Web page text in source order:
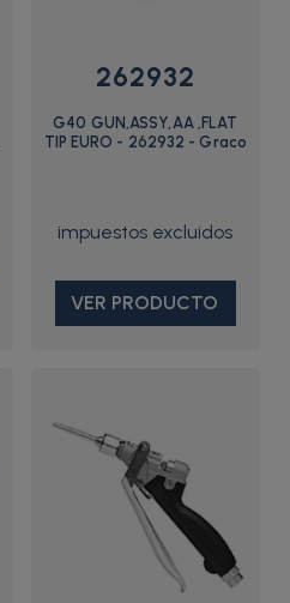
262932
G40 GUN,ASSY,AA ,FLAT
TIP EURO - 262932 - Graco
VER PRODUCTO